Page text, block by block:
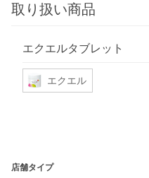
取り扱い商品
エクエルタブレット
エクエル
店舗タイプ